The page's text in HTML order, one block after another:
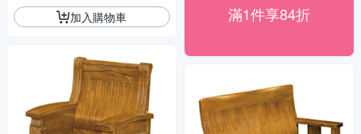
加入購物車 滿1件享84折